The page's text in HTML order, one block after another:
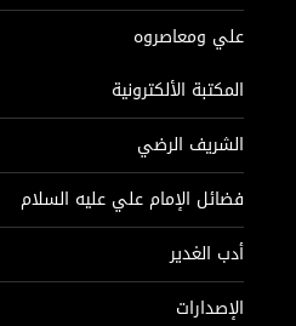
علي ومعاصروه
المكتبة الألكترونية
الشريف الرضي
فضائل الإمام علي عليه السلام
أدب الغدير
الإصدارات